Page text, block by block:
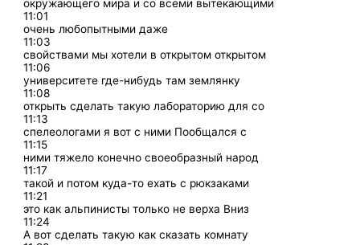
окружающего мира и со всеми вытекающими
11:01
очень любопытными даже
11:03
свойствами мы хотели в открытом открытом
11:06
университете где-нибудь там землянку
11:08
открыть сделать такую лабораторию для со
11:13
спелеологами я вот с ними Пообщался с
11:15
ними тяжело конечно своеобразный народ
11:17
такой и потом куда-то ехать с рюкзаками
11:21
это как альпинисты только не верха Вниз
11:24
А вот сделать такую как сказать комнату